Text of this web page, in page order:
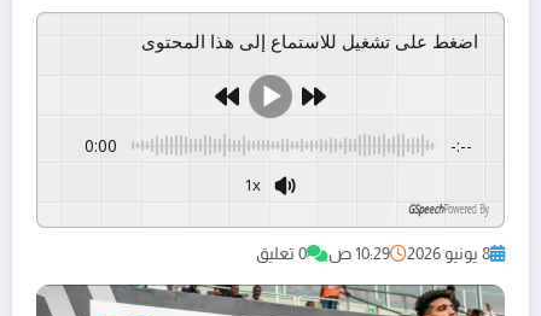
اضغط على تشغيل للاستماع إلى هذا المحتوى
0:00 -:--
1x
Powered By
GSpeech
8 يونيو 2026 10:29 ص 0 تعليق